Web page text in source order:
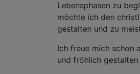
Lebensphasen zu
möchte ich den
gestalten und zu
Ich freue mich schon
und fröhlich